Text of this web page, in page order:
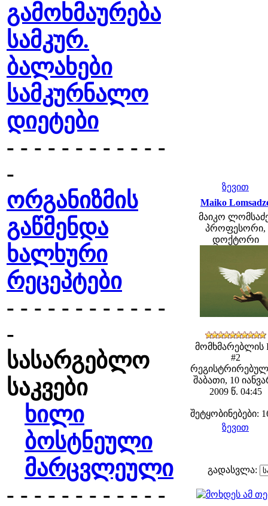
გამოხმაურება
სამკურ.
ბალახები
სამკურნალო
დიეტები
- - - - - - - - - - - -
-
ორგანიზმის
გაწმენდა
ხალხური
რეცეპტები
- - - - - - - - - - - -
-
სასარგებლო
საკვები
ხილი
ბოსტნეული
მარცვლეული
- - - - - - - - - - - -
ზევით
Maiko
მაიკო
პროფესორი,
დოქტორი
მომხმარებლის
#2
შაბათი, 10
2009 წ. 04:45
შეტყობინებები:
ზევით
გადასვლა: